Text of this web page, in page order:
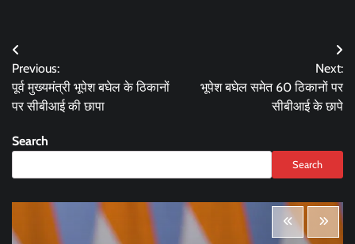
Post
navigation
Previous:
पूर्व मुख्यमंत्री भूपेश बघेल के ठिकानों
पर सीबीआई की छापा
Next:
भूपेश बघेल समेत 60 ठिकानों पर
सीबीआई के छापे
Search
Search